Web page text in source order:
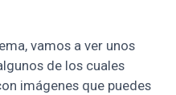
vamos a ver unos
de los cuales
imágenes que puedes